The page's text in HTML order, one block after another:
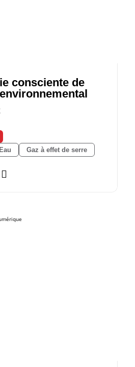
consciente de
Eau Gaz à effet de serre